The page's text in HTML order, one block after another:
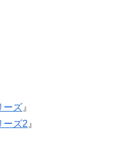
ーズ 』
ーズ2 』